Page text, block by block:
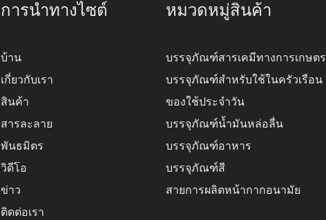
การนำทางไซต์
บ้าน
เกี่ยวกับเรา
สินค้า
สารละลาย
พันธมิตร
วิดีโอ
ข่าว
ติดต่อเรา
หมวดหมู่สินค้า
บรรจุภัณฑ์สารเคมีทางการเกษตร
บรรจุภัณฑ์สำหรับใช้ในครัวเรือน
ของใช้ประจำวัน
บรรจุภัณฑ์น้ำมันหล่อลื่น
บรรจุภัณฑ์อาหาร
บรรจุภัณฑ์สี
สายการผลิตหน้ากากอนามัย